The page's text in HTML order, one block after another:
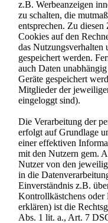
z.B. Werbeanzeigen
zu schalten, die
entsprechen. Zu
Cookies auf den
das Nutzungsverhalten
gespeichert werden.
auch Daten
Geräte gespeichert
Mitglieder der
eingeloggt sind).
Die Verarbeitung der
erfolgt auf Grundlage
einer effektiven
mit den Nutzern gem.
Nutzer von den
in die
Einverständnis z.B.
Kontrollkästchens oder
erklären) ist die
Abs. 1 lit. a., Art. 7